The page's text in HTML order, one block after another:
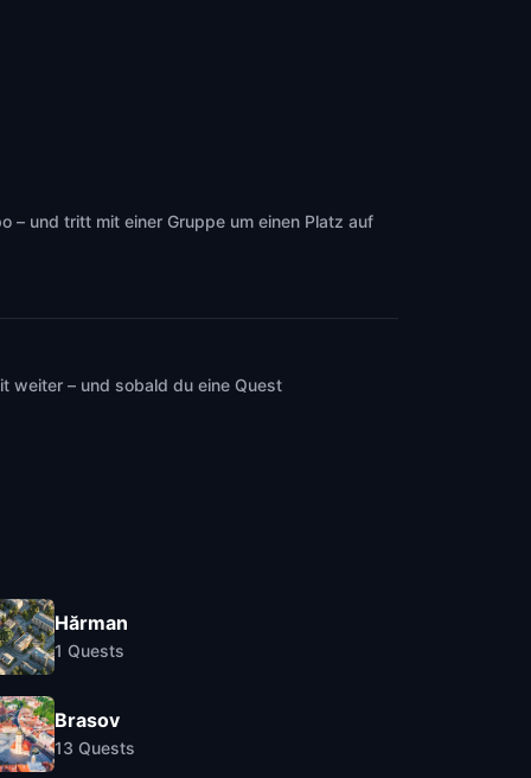
– und tritt mit einer Gruppe um einen Platz auf
weiter – und sobald du eine Quest
Hărman
1 Quests
Brasov
13 Quests